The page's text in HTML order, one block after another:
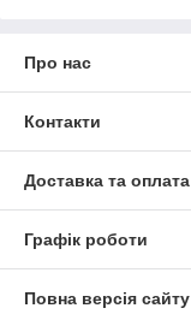
Про нас
Контакти
Доставка та оплата
Графік роботи
Повна версія сайту